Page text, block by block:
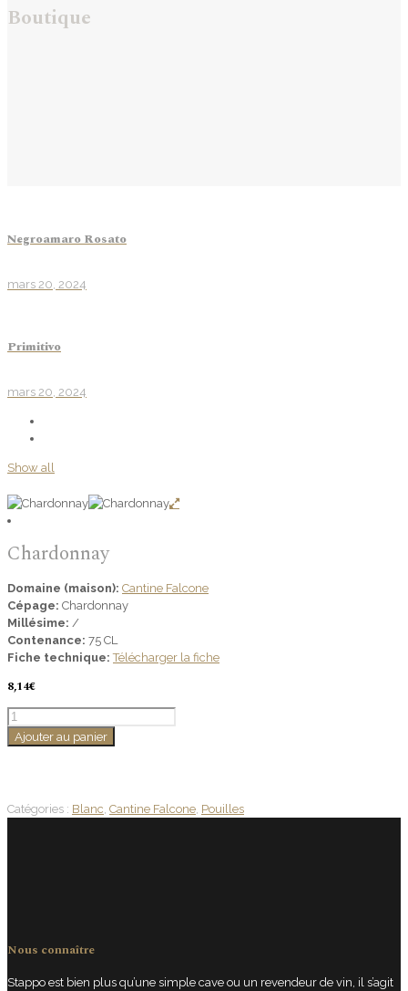
Boutique
Negroamaro Rosato
mars 20, 2024
Primitivo
mars 20, 2024
Show all
Chardonnay
Domaine (maison): Cantine Falcone
Cépage: Chardonnay
Millésime: /
Contenance: 75 CL
Fiche technique: Télécharger la fiche
8,14€
quantité
de
Chardonnay
Ajouter au panier
Catégories : Blanc, Cantine Falcone, Pouilles
Nous connaître
Stappo est bien plus qu’une simple cave ou un revendeur de vin, il s’agit